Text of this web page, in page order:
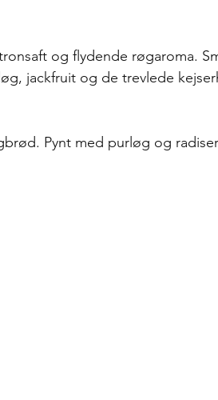
og flydende røgaroma.
jackfruit og de trevlede
Pynt med purløg og